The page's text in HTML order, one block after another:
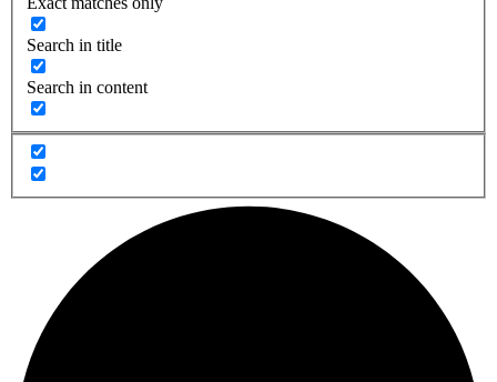
Search in title
Search in content